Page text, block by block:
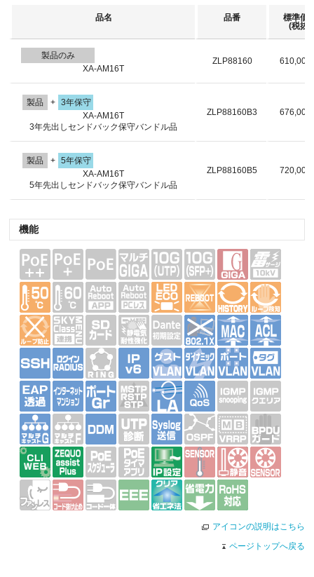
品名 品番
標準価
(税抜)
製品のみ
XA-AM16T
ZLP88160 610,000
製品 + 3年保守
XA-AM16T
3年先出しセンドバック保守バンドル品
ZLP88160B3 676,000
製品 + 5年保守
XA-AM16T
5年先出しセンドバック保守バンドル品
ZLP88160B5 720,000
機能
アイコンの説明はこちら
ページトップへ戻る